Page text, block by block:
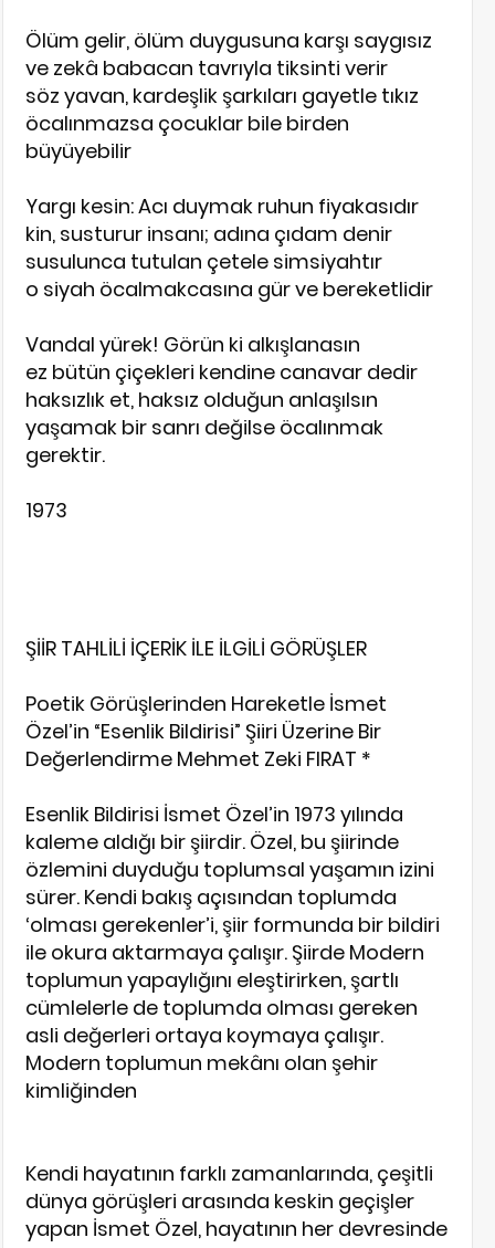
Ölüm gelir, ölüm duygusuna karşı saygısız
ve zekâ babacan tavrıyla tiksinti verir
söz yavan, kardeşlik şarkıları gayetle tıkız
öcalınmazsa çocuklar bile birden
büyüyebilir
Yargı kesin: Acı duymak ruhun fiyakasıdır
kin, susturur insanı; adına çıdam denir
susulunca tutulan çetele simsiyahtır
o siyah öcalmakcasına gür ve bereketlidir
Vandal yürek! Görün ki alkışlanasın
ez bütün çiçekleri kendine canavar dedir
haksızlık et, haksız olduğun anlaşılsın
yaşamak bir sanrı değilse öcalınmak
gerektir.
1973
ŞİİR TAHLİLİ İÇERİK İLE İLGİLİ GÖRÜŞLER
Poetik Görüşlerinden Hareketle İsmet
Özel’in “Esenlik Bildirisi” Şiiri Üzerine Bir
Değerlendirme Mehmet Zeki FIRAT *
Esenlik Bildirisi İsmet Özel’in 1973 yılında
kaleme aldığı bir şiirdir. Özel, bu şiirinde
özlemini duyduğu toplumsal yaşamın izini
sürer. Kendi bakış açısından toplumda
‘olması gerekenler’i, şiir formunda bir bildiri
ile okura aktarmaya çalışır. Şiirde Modern
toplumun yapaylığını eleştirirken, şartlı
cümlelerle de toplumda olması gereken
asli değerleri ortaya koymaya çalışır.
Modern toplumun mekânı olan şehir
kimliğinden
Kendi hayatının farklı zamanlarında, çeşitli
dünya görüşleri arasında keskin geçişler
yapan İsmet Özel, hayatının her devresinde